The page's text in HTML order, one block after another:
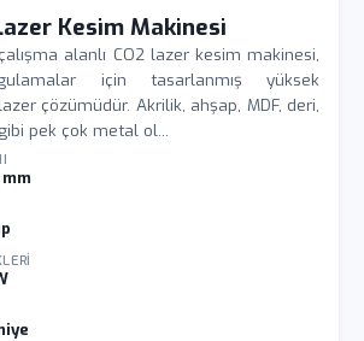
Kesim Makinesi
alanlı CO2 lazer kesim makinesi,
için tasarlanmış yüksek
çözümüdür. Akrilik, ahşap, MDF, deri,
pek çok metal ol...